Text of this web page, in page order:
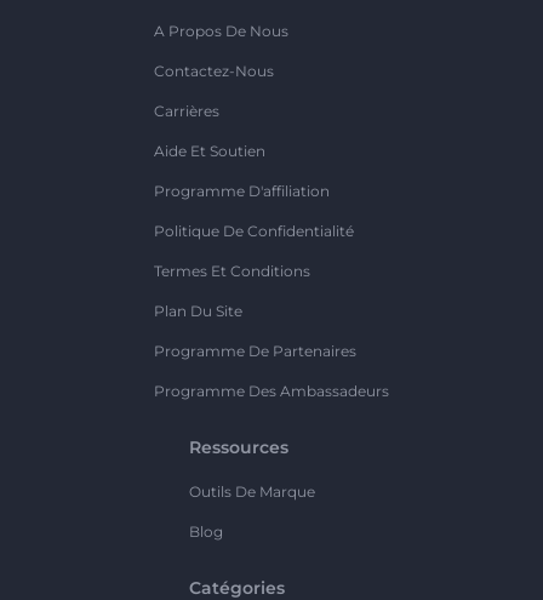
A Propos De Nous
Contactez-Nous
Carrières
Aide Et Soutien
Programme D'affiliation
Politique De Confidentialité
Termes Et Conditions
Plan Du Site
Programme De Partenaires
Programme Des Ambassadeurs
Ressources
Outils De Marque
Blog
Catégories